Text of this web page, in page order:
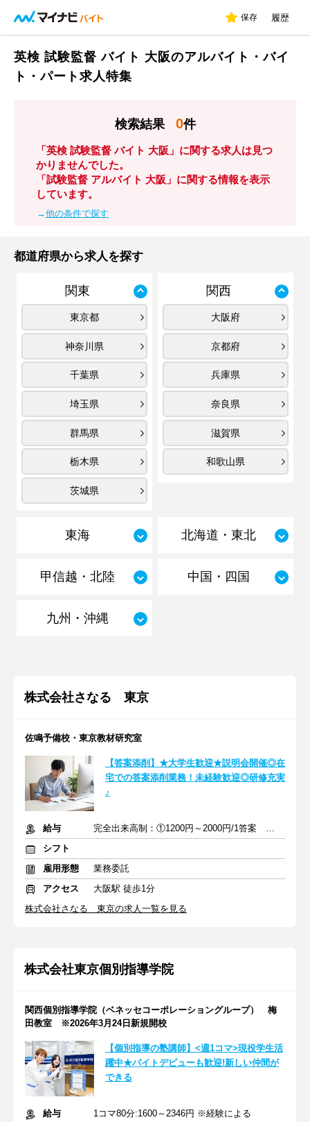
保存 履歴
英検 試験監督 バイト 大阪のアルバイト・バイ
ト・パート求人特集
検索結果 0件
「英検 試験監督 バイト 大阪」に関する求人は見つ
かりませんでした。
「試験監督 アルバイト 大阪」に関する情報を表示
しています。
→他の条件で探す
都道府県から求人を探す
関東
東京都
神奈川県
千葉県
埼玉県
群馬県
栃木県
茨城県
関西
大阪府
京都府
兵庫県
奈良県
滋賀県
和歌山県
東海 北海道・東北
甲信越・北陸 中国・四国
九州・沖縄
株式会社さなる 東京
佐鳴予備校・東京教材研究室
【答案添削】★大学生歓迎★説明会開催◎在
宅での答案添削業務！未経験歓迎◎研修充実
♪
給与
完全出来高制：①1200円～2000円/1答案 ②2000円～4000円/1答案
シフト
雇用形態
業務委託
アクセス
大阪駅 徒歩1分
株式会社さなる 東京の求人一覧を見る
株式会社東京個別指導学院
関西個別指導学院（ベネッセコーポレーショングループ） 梅
田教室 ※2026年3月24日新規開校
【個別指導の塾講師】<週1コマ>現役学生活
躍中★バイトデビューも歓迎!新しい仲間が
できる
給与
1コマ80分:1600～2346円 ※経験による